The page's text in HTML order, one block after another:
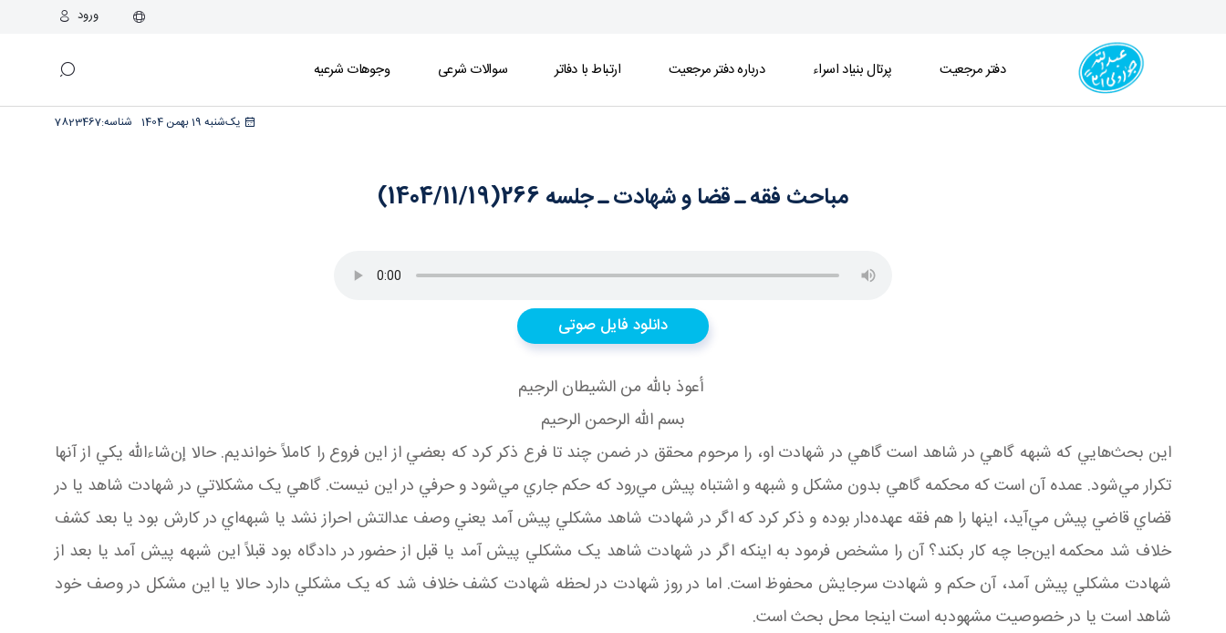
ورود
دفتر مرجعیت پرتال بنیاد اسراء درباره دفتر مرجعیت ارتباط با دفاتر سوالات شرعی وجوهات شرعیه
یک‌شنبه 19 بهمن 1404 7823467شناسه:
مباحث فقه ـ قضا و شهادت ـ جلسه 266(1404/11/19)
دانلود فایل صوتی
أعوذ بالله من الشيطان الرجيم
بسم الله الرحمن الرحيم
اين بحث‌هايي که شبهه گاهي در شاهد است گاهي در شهادت او، را مرحوم محقق در ضمن چند تا فرع ذکر کرد که بعضي از اين فروع را کاملاً خوانديم. حالا إن‌شاءالله يکي از آنها
تکرار مي‌شود. عمده آن است که محکمه گاهي بدون مشکل و شبهه و اشتباه پيش مي‌رود که حکم جاري مي‌شود و حرفي در اين نيست. گاهي يک مشکلاتي در شهادت شاهد يا در
قضاي قاضي پيش مي‌آيد، اينها را هم فقه عهده‌دار بوده و ذکر کرد که اگر در شهادت شاهد مشکلي پيش آمد يعني وصف عدالتش احراز نشد يا شبهه‌اي در کارش بود يا بعد کشف
خلاف شد محکمه اين‌جا چه کار بکند؟ آن را مشخص فرمود به اينکه اگر در شهادت شاهد يک مشکلي پيش آمد يا قبل از حضور در دادگاه بود قبلاً اين شبهه پيش آمد يا بعد از
شهادت مشکلي پيش آمد، آن حکم و شهادت سرجايش محفوظ است. اما در روز شهادت در لحظه شهادت کشف خلاف شد که يک مشکلي دارد حالا يا اين مشکل در وصف خود
شاهد است يا در خصوصيت مشهودبه است اينجا محل بحث است.